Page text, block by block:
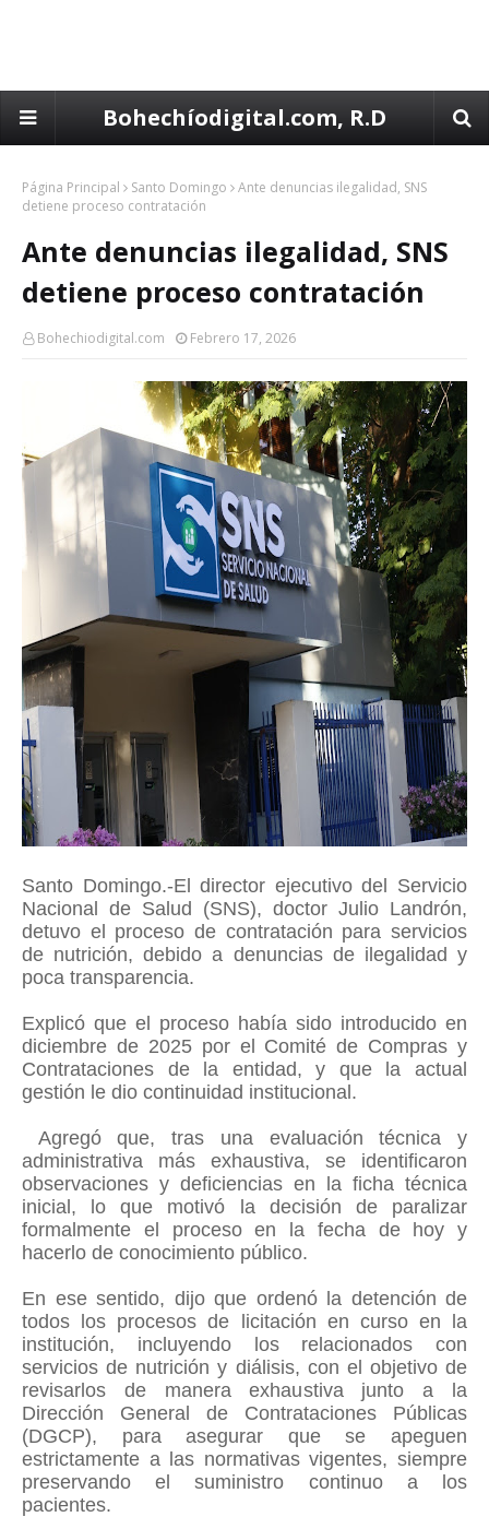
Bohechíodigital.com, R.D
Página Principal Santo Domingo
Ante denuncias ilegalidad, SNS
detiene proceso contratación
Ante denuncias ilegalidad, SNS
detiene proceso contratación
Bohechiodigital.com Febrero 17, 2026
Santo Domingo.-El director ejecutivo del Servicio
Nacional de Salud (SNS), doctor Julio Landrón,
detuvo el proceso de contratación para servicios
de nutrición, debido a denuncias de ilegalidad y
poca transparencia.
Explicó que el proceso había sido introducido en
diciembre de 2025 por el Comité de Compras y
Contrataciones de la entidad, y que la actual
gestión le dio continuidad institucional.
Agregó que, tras una evaluación técnica y
administrativa más exhaustiva, se identificaron
observaciones y deficiencias en la ficha técnica
inicial, lo que motivó la decisión de paralizar
formalmente el proceso en la fecha de hoy y
hacerlo de conocimiento público.
En ese sentido, dijo que ordenó la detención de
todos los procesos de licitación en curso en la
institución, incluyendo los relacionados con
servicios de nutrición y diálisis, con el objetivo de
revisarlos de manera exhaustiva junto a la
Dirección General de Contrataciones Públicas
(DGCP), para asegurar que se apeguen
estrictamente a las normativas vigentes, siempre
preservando el suministro continuo a los
pacientes.